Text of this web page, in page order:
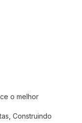
o melhor
Construindo